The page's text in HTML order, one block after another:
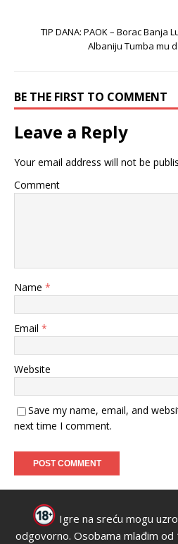
TIP DANA: PAOK – Borac Banja
Albaniju Tumba mu
BE THE FIRST TO COMMENT
Leave a Reply
Your email address will not be
Comment
Name *
Email *
Website
Save my name, email, and
next time I comment.
Igre na sreću mogu
odgovorno. Osobama mlađim